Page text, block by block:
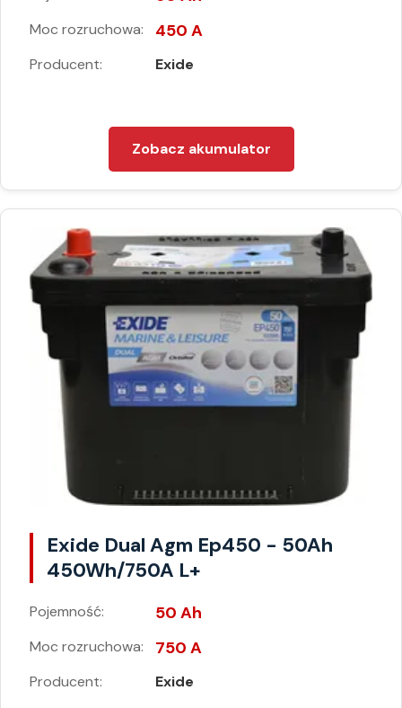
Moc rozruchowa: 450 A
Producent: Exide
Zobacz akumulator
Exide Dual Agm Ep450 - 50Ah
450Wh/750A L+
Pojemność: 50 Ah
Moc rozruchowa: 750 A
Producent: Exide